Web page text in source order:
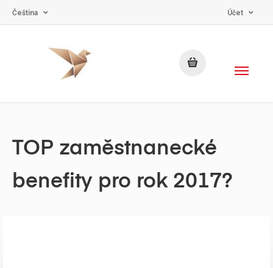
Čeština Účet
TOP zaměstnanecké
benefity pro rok 2017?